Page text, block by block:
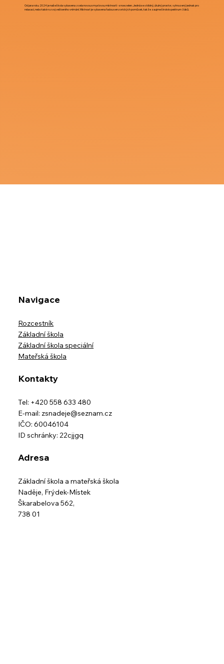
Od jara roku 2024 je naše škola vybavena zcela novou smyslovou místností - snoezelen. Jedná se o klidný, útulný prostor, vyhrazený jednak pro
relaxaci, nebo také rozvoj veškerého vnímání. Místnost je vybavena řadou senzorických pomůcek, takže zaujme široké spektrum žáků.
Navigace
Rozcestník
Základní škola
Základní škola speciální
Mateřská škola
Kontakty
Tel: +420 558 633 480
E-mail: zsnadeje@seznam.cz
IČO: 60046104
ID schránky: 22cjjgq
Adresa
Základní škola a mateřská škola
Naděje, Frýdek-Místek
Škarabelova 562,
738 01